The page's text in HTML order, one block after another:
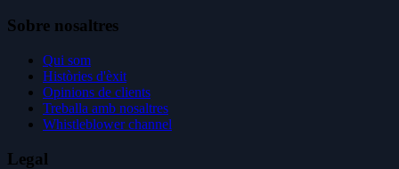
Sobre nosaltres
Qui som
Històries d'èxit
Opinions de clients
Treballa amb nosaltres
Whistleblower channel
Legal